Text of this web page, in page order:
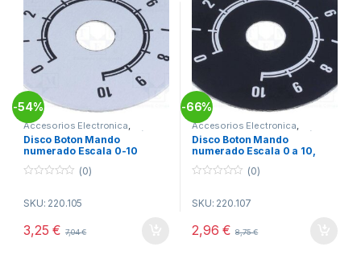
-54%
Accesorios Electronica
Botones de Mando , Electrónica
Disco Boton Mando
numerado Escala 0-10
50mm PLATA
u
o
f
(0)
SKU: 220.105
3,25€ 7,04€
-66%
Accesorios Electronica
Botones de Mando , Electrónica
Disco Boton Mando
numerado Escala 0 a 10,
diametro 50mm fondo
NEGRO
u
o
f
(0)
SKU: 220.107
2,96€ 8,75€